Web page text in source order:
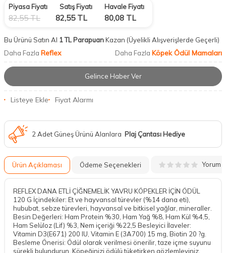
Piyasa Fiyatı
82,55TL
Satış Fiyatı
82,55TL
Havale Fiyatı
80,08 TL
Bu Ürünü Satın Al 1 TL ParapuanKazan (Üyelikli Alışverişlerde Geçerli)
Daha Fazla Reflex Daha Fazla Köpek Ödül Mamaları
Gelince Haber Ver
Listeye Ekle Fiyat Alarmı
2 Adet Güneş Ürünü Alanlara Plaj Çantası Hediye
Ürün Açıklaması Ödeme Seçenekleri Yorum
REFLEX DANA ETLİ ÇİĞNEMELİK YAVRU KÖPEKLER İÇİN ÖDÜL
120 G İçindekiler: Et ve hayvansal türevler (%14 dana eti),
hububat, sebze türevleri, hayvansal ve bitkisel yağlar, mineraller.
Besin Değerleri: Ham Protein %30, Ham Yağ %8, Ham Kül %4,5,
Ham Selüloz (Lif) %3, Nem içeriği %22,5 Besleyici İlaveler:
Vitamin D3(E671) 200 IU, Vitamin E (3A700) 15 mg, Biotin 20 ?g.
Besleme Önerisi: Ödül olarak verilmesi önerilir, taze içme suyunu
sürekli bulundurun. Köpeğinizi ödülü tüketirken gözlemleyiniz.